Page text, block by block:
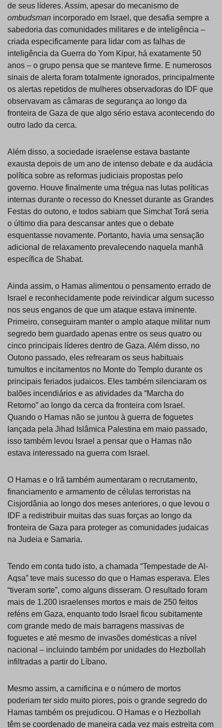
de seus líderes. Assim, apesar do mecanismo de
ombudsman incorporado em Israel, que desafia sempre a
sabedoria das comunidades militares e de inteligência –
criada especificamente para lidar com as falhas de
inteligência da Guerra do Yom Kipur, há exatamente 50
anos – o grupo pensa que se manteve firme. E numerosos
sinais de alerta foram totalmente ignorados, principalmente
os alertas repetidos de mulheres observadoras do IDF que
observavam as câmaras de segurança ao longo da
fronteira de Gaza de que algo sério estava acontecendo do
outro lado da cerca.
Além disso, a sociedade israelense estava bastante
exausta depois de um ano de intenso debate e da audácia
política sobre as reformas judiciais propostas pelo
governo. Houve finalmente uma trégua nas lutas políticas
internas durante o recesso do Knesset durante as Grandes
Festas do outono, e todos sabiam que Simchat Torá seria
o último dia para descansar antes que o debate
esquentasse novamente. Portanto, havia uma sensação
adicional de relaxamento prevalecendo naquela manhã
específica de Shabat.
Ainda assim, o Hamas alimentou o pensamento errado de
Israel e reconhecidamente pode reivindicar algum sucesso
nos seus enganos de que um ataque estava iminente.
Primeiro, conseguiram manter o amplo ataque militar num
segredo bem guardado apenas entre os seus quatro ou
cinco principais líderes dentro de Gaza. Além disso, no
Outono passado, eles refrearam os seus habituais
tumultos e incitamentos no Monte do Templo durante os
principais feriados judaicos. Eles também silenciaram os
balões incendiários e as atividades da “Marcha do
Retorno” ao longo da cerca da fronteira com Israel.
Quando o Hamas não se juntou à guerra de foguetes
lançada pela Jihad Islâmica Palestina em maio passado,
isso também levou Israel a pensar que o Hamas não
estava interessado na guerra com Israel.
O Hamas e o Irã também aumentaram o recrutamento,
financiamento e armamento de células terroristas na
Cisjordânia ao longo dos meses anteriores, o que levou o
IDF a redistribuir muitas das suas forças ao longo da
fronteira de Gaza para proteger as comunidades judaicas
na Judeia e Samaria.
Tendo em conta tudo isto, a chamada “Tempestade de Al-
Aqsa” teve mais sucesso do que o Hamas esperava. Eles
“tiveram sorte”, como alguns disseram. O resultado foram
mais de 1.200 israelenses mortos e mais de 250 feitos
reféns em Gaza, enquanto todo Israel ficou subitamente
com grande medo de mais barragens massivas de
foguetes e até mesmo de invasões domésticas a nível
nacional – incluindo também por unidades do Hezbollah
infiltradas a partir do Líbano.
Mesmo assim, a carnificina e o número de mortos
poderiam ter sido muito piores, pois o grande segredo do
Hamas também os prejudicou. O Hamas e o Hezbollah
têm se coordenado de maneira cada vez mais estreita com